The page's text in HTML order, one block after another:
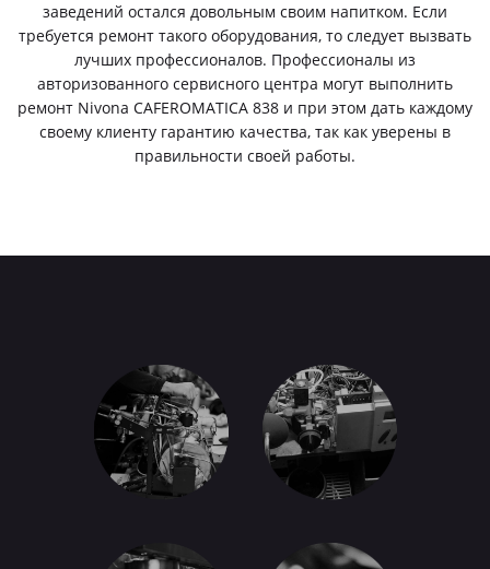
заведений остался довольным своим напитком. Если
требуется ремонт такого оборудования, то следует вызвать
лучших профессионалов. Профессионалы из
авторизованного сервисного центра могут выполнить
ремонт Nivona CAFEROMATICA 838 и при этом дать каждому
своему клиенту гарантию качества, так как уверены в
правильности своей работы.